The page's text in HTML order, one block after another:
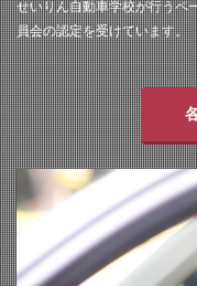
せいりん自動車学校が行うペ
員会の認定を受けています。